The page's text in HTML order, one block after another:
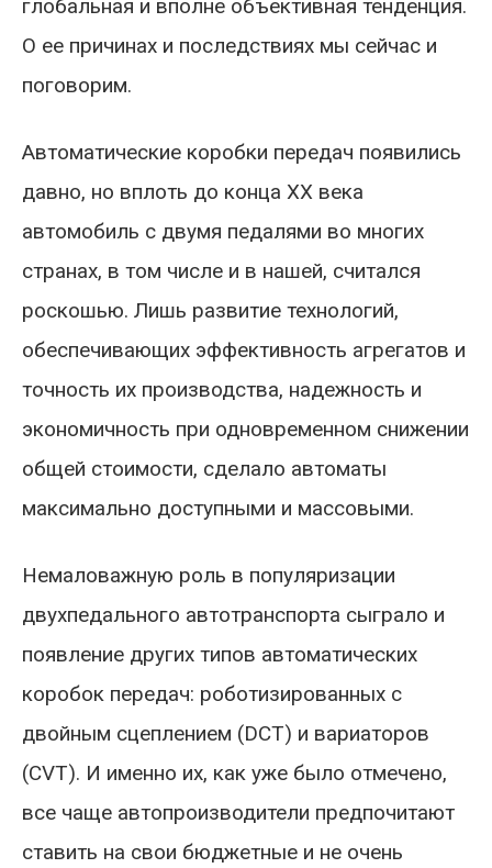
глобальная и вполне объективная тенденция.
О ее причинах и последствиях мы сейчас и
поговорим.
Автоматические коробки передач появились
давно, но вплоть до конца XX века
автомобиль с двумя педалями во многих
странах, в том числе и в нашей, считался
роскошью. Лишь развитие технологий,
обеспечивающих эффективность агрегатов и
точность их производства, надежность и
экономичность при одновременном снижении
общей стоимости, сделало автоматы
максимально доступными и массовыми.
Немаловажную роль в популяризации
двухпедального автотранспорта сыграло и
появление других типов автоматических
коробок передач: роботизированных с
двойным сцеплением (DCT) и вариаторов
(CVT). И именно их, как уже было отмечено,
все чаще автопроизводители предпочитают
ставить на свои бюджетные и не очень